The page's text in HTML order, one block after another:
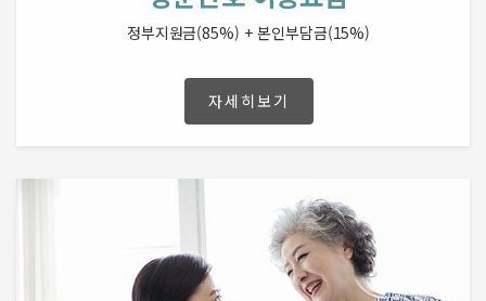
정부지원금(85%) + 본인부담금(15%)
자세히보기